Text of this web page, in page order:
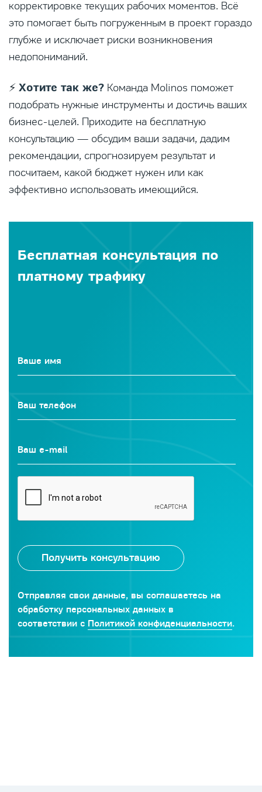
корректировке текущих рабочих моментов. Всё
это помогает быть погруженным в проект гораздо
глубже и исключает риски возникновения
недопониманий.
⚡ Хотите так же? Команда Molinos поможет
подобрать нужные инструменты и достичь ваших
бизнес-целей. Приходите на бесплатную
консультацию — обсудим ваши задачи, дадим
рекомендации, спрогнозируем результат и
посчитаем, какой бюджет нужен или как
эффективно использовать имеющийся.
Бесплатная консультация по
платному трафику
Ваше имя
Ваш телефон
Ваш e-mail
Отправляя свои данные, вы соглашаетесь на
обработку персональных данных в
соответствии с Политикой конфиденциальности.